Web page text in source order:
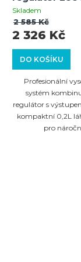
3000 PSI – výstup
PSI / POWAIR
13CI hliníková
Skladem
DO KOŠÍKU
2 326 Kč
2 585 Kč
Profesionální
systém
regulátor s
kompaktní 0,2L
pro